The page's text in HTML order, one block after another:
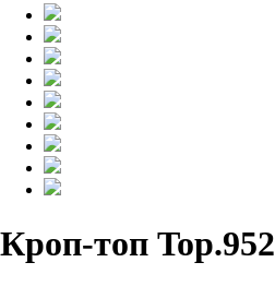
Кроп-топ Top.952